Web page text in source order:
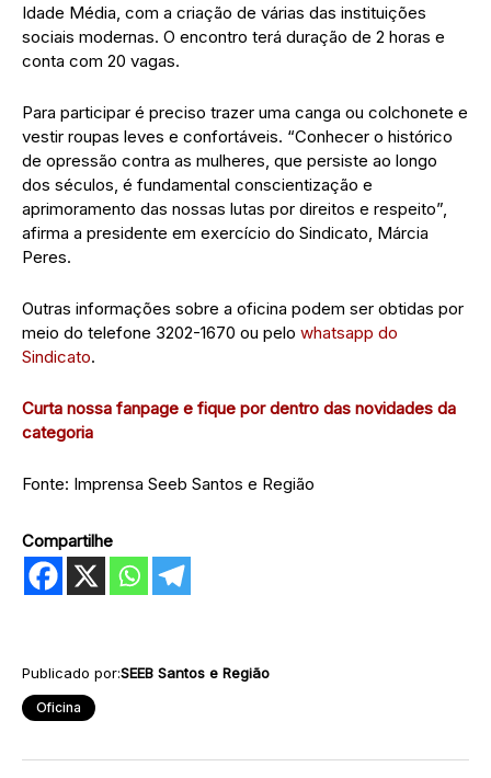
Idade Média, com a criação de várias das instituições
sociais modernas. O encontro terá duração de 2 horas e
conta com 20 vagas.
Para participar é preciso trazer uma canga ou colchonete e
vestir roupas leves e confortáveis. “Conhecer o histórico
de opressão contra as mulheres, que persiste ao longo
dos séculos, é fundamental conscientização e
aprimoramento das nossas lutas por direitos e respeito”,
afirma a presidente em exercício do Sindicato, Márcia
Peres.
Outras informações sobre a oficina podem ser obtidas por
meio do telefone 3202-1670 ou pelo whatsapp do
Sindicato.
Curta nossa fanpage e fique por dentro das novidades da
categoria
Fonte: Imprensa Seeb Santos e Região
Compartilhe
Publicado por:SEEB Santos e Região
Oficina